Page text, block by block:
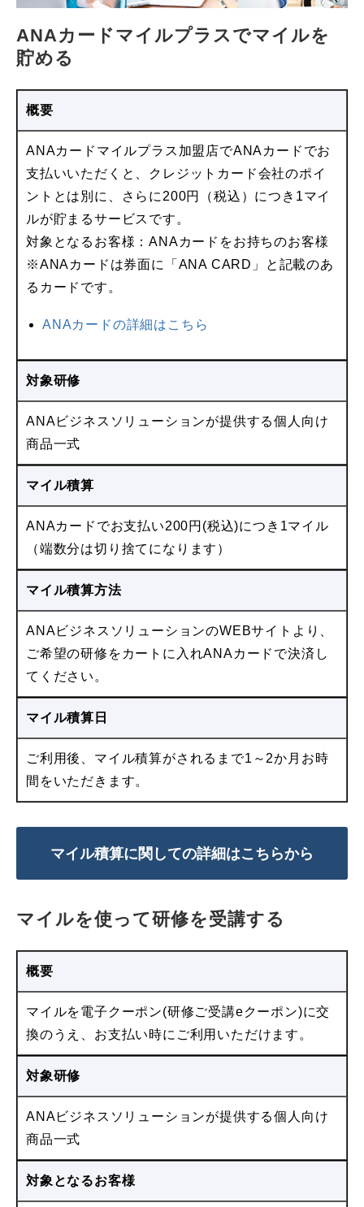
ANAカードマイルプラスでマイルを
貯める
概要
ANAカードマイルプラス加盟店でANAカードでお
支払いいただくと、クレジットカード会社のポイ
ントとは別に、さらに200円（税込）につき1マイ
ルが貯まるサービスです。
対象となるお客様：ANAカードをお持ちのお客様
※ANAカードは券面に「ANA CARD」と記載のあ
るカードです。
ANAカードの詳細はこちら
対象研修
ANAビジネスソリューションが提供する個人向け
商品一式
マイル積算
ANAカードでお支払い200円(税込)につき1マイル
（端数分は切り捨てになります）
マイル積算方法
ANAビジネスソリューションのWEBサイトより、
ご希望の研修をカートに入れANAカードで決済し
てください。
マイル積算日
ご利用後、マイル積算がされるまで1～2か月お時
間をいただきます。
マイル積算に関しての詳細はこちらから
マイルを使って研修を受講する
概要
マイルを電子クーポン(研修ご受講eクーポン)に交
換のうえ、お支払い時にご利用いただけます。
対象研修
ANAビジネスソリューションが提供する個人向け
商品一式
対象となるお客様